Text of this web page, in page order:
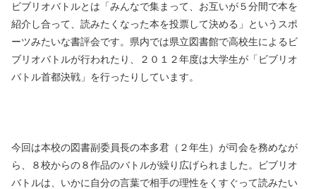
ビブリオバトルとは「みんなで集まって、お互いが５分間で本を
紹介し合って、読みたくなった本を投票して決める」というスポ
ーツみたいな書評会です。県内では県立図書館で高校生によるビ
ブリオバトルが行われたり、２０１２年度は大学生が「ビブリオ
バトル首都決戦」を行ったりしています。
今回は本校の図書副委員長の本多君（２年生）が司会を務めなが
ら、８校からの８作品のバトルが繰り広げられました。ビブリオ
バトルは、いかに自分の言葉で相手の理性をくすぐって読みたい